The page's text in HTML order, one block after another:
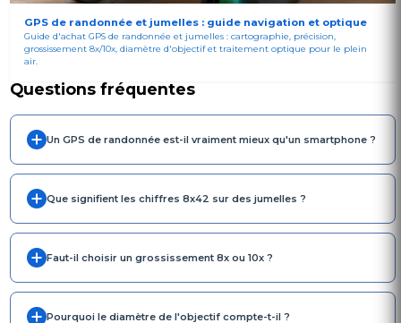
GPS de randonnée et jumelles : guide navigation et optique
Guide d'achat GPS de randonnée et jumelles : cartographie, précision,
grossissement 8x/10x, diamètre d'objectif et traitement optique pour le plein
air.
Questions fréquentes
Un GPS de randonnée est-il vraiment mieux qu'un smartphone ?
Que signifient les chiffres 8x42 sur des jumelles ?
Faut-il choisir un grossissement 8x ou 10x ?
Pourquoi le diamètre de l'objectif compte-t-il ?